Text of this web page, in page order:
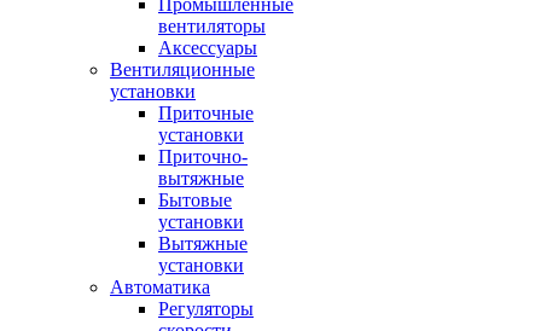
Промышленные
вентиляторы
Аксессуары
Вентиляционные
установки
Приточные
установки
Приточно-
вытяжные
Бытовые
установки
Вытяжные
установки
Автоматика
Регуляторы